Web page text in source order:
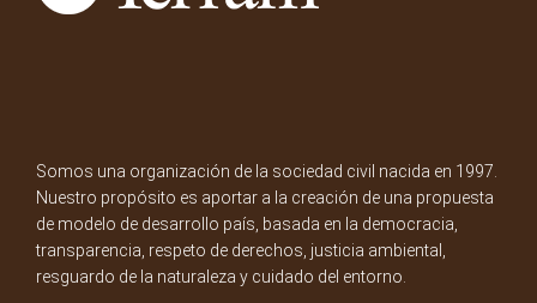
Somos una organización de la sociedad civil nacida en 1997.
Nuestro propósito es aportar a la creación de una propuesta
de modelo de desarrollo país, basada en la democracia,
transparencia, respeto de derechos, justicia ambiental,
resguardo de la naturaleza y cuidado del entorno.